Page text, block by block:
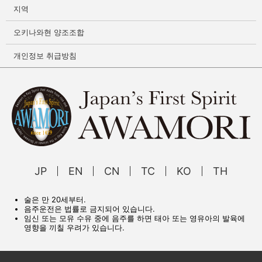
지역
오키나와현 양조조합
개인정보 취급방침
JP EN CN TC KO TH
술은 만 20세부터.
음주운전은 법률로 금지되어 있습니다.
임신 또는 모유 수유 중에 음주를 하면 태아 또는 영유아의 발육에
영향을 끼칠 우려가 있습니다.